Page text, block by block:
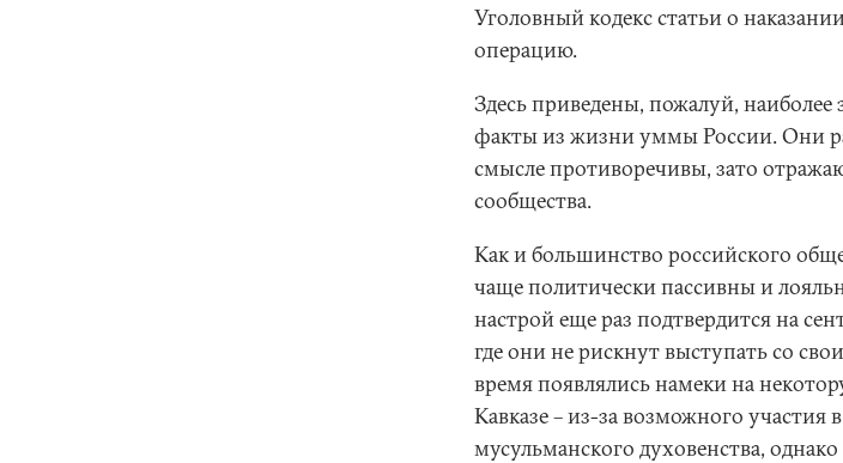
Уголовный кодекс статьи о
операцию.
Здесь приведены, пожалуй, наиболее
факты из жизни уммы России. Они
смысле противоречивы, зато
сообщества.
Как и большинство российского
чаще политически пассивны и
настрой еще раз подтвердится на
где они не рискнут выступать со
время появлялись намеки на
Кавказе – из-за возможного участия
мусульманского духовенства,